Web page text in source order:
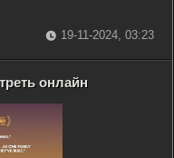
19-11-2024, 03:23
онлайн